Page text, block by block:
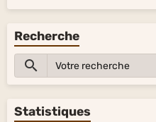
Recherche
Statistiques